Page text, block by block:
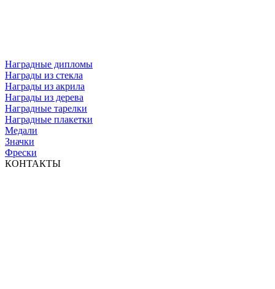
Наградные дипломы
Награды из стекла
Награды из акрила
Награды из дерева
Наградные тарелки
Наградные плакетки
Медали
Значки
Фрески
КОНТАКТЫ